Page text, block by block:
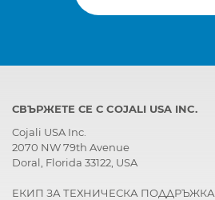
СВЪРЖЕТЕ СЕ С COJALI USA INC.
Cojali USA Inc.
2070 NW 79th Avenue
Doral, Florida 33122, USA
ЕКИП ЗА ТЕХНИЧЕСКА ПОДДРЪЖКА